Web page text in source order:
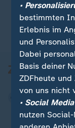
•
bestimmten
Erlebnis im
und
Dabei
Basis deiner
ZDFheute
von uns nicht
• Social
nutzen